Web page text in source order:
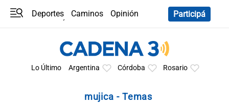
Deportes Caminos
Opinión
Participá
Lo Último Argentina Córdoba Rosario
mujica - Temas